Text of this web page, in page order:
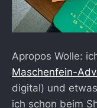
Apropos Wolle:
Maschenfein-
digital) und
ich schon beim